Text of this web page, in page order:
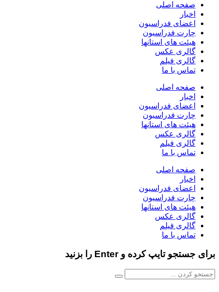
صفحه اصلی
اخبار
اعضای فدراسیون
چارت فدراسیون
هیئت های استانها
گالری عکس
گالری فیلم
تماس با ما
صفحه اصلی
اخبار
اعضای فدراسیون
چارت فدراسیون
هیئت های استانها
گالری عکس
گالری فیلم
تماس با ما
صفحه اصلی
اخبار
اعضای فدراسیون
چارت فدراسیون
هیئت های استانها
گالری عکس
گالری فیلم
تماس با ما
برای جستجو تایپ کرده و Enter را بزنید